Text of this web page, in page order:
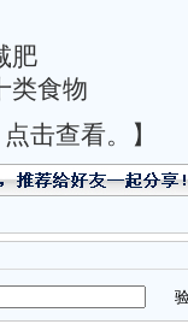
肥
类食物
击查看。】
验